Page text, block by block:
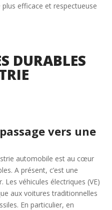
efficace et respectueuse
DURABLES
vers une
automobile est au cœur
A présent, c’est une
Les véhicules électriques (VE)
aux voitures traditionnelles
En particulier, en